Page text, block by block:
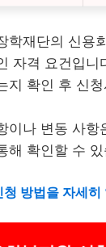
학재단의 신용
자격 요건입니
지 확인 후 신
이나 변동 사항
해 확인할 수
방법을 자세히